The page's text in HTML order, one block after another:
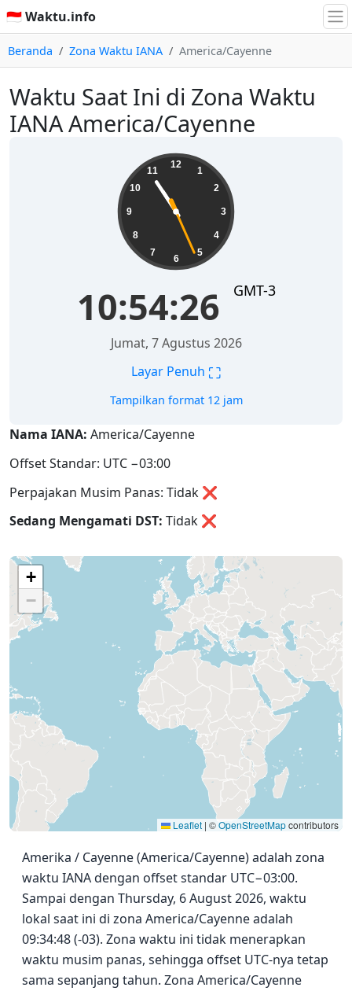
🇮🇩 Waktu.info
Beranda Zona Waktu IANA America/Cayenne
Waktu Saat Ini di Zona Waktu
IANA America/Cayenne
12
1
2
3
4
5
6
7
8
9
10
11
10:54:27 GMT-3
Jumat, 7 Agustus 2026
Layar Penuh ⛶
Tampilkan format 12 jam
Nama IANA: America/Cayenne
Offset Standar: UTC −03:00
Perpajakan Musim Panas: Tidak ❌
Sedang Mengamati DST: Tidak ❌
+
−
Leaflet | ©OpenStreetMapcontributors
Amerika / Cayenne (America/Cayenne) adalah zona
waktu IANA dengan offset standar UTC−03:00.
Sampai dengan Thursday, 6 August 2026, waktu
lokal saat ini di zona America/Cayenne adalah
09:34:48 (-03). Zona waktu ini tidak menerapkan
waktu musim panas, sehingga offset UTC-nya tetap
sama sepanjang tahun. Zona America/Cayenne